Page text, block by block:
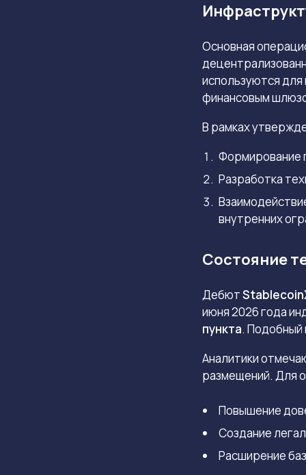
Основная
используются
финансовым
В рамках
Формирование
Разработка
внутренних
Состояние
Дебют
июня 2026 года
пункта. Подобный
Аналитики
размещений. Для
Повышение
Создание
Расширение